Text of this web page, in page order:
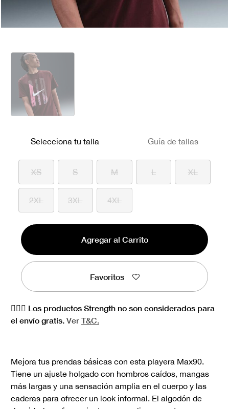
Selecciona tu talla Guía de tallas
XS S M L XL
2XL 3XL 4XL
Agregar al Carrito
Favoritos
🏋🏻‍♀️ Los productos Strength no son considerados para
el envío gratis. Ver T&C.
Mejora tus prendas básicas con esta playera Max90.
Tiene un ajuste holgado con hombros caídos, mangas
más largas y una sensación amplia en el cuerpo y las
caderas para ofrecer un look informal. El algodón de